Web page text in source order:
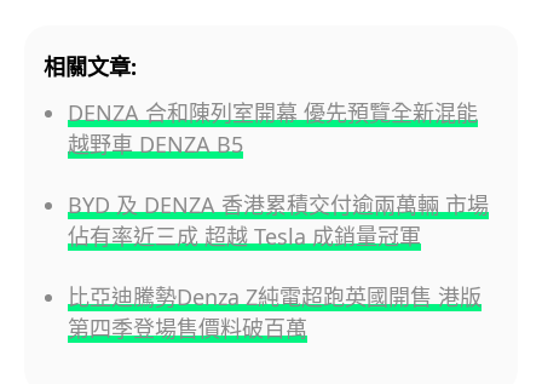
相關文章:
DENZA 合和陳列室開幕 優先預覽全新混能
越野車 DENZA B5
BYD 及 DENZA 香港累積交付逾兩萬輛 市場
佔有率近三成 超越 Tesla 成銷量冠軍
比亞迪騰勢Denza Z純電超跑英國開售 港版
第四季登場售價料破百萬